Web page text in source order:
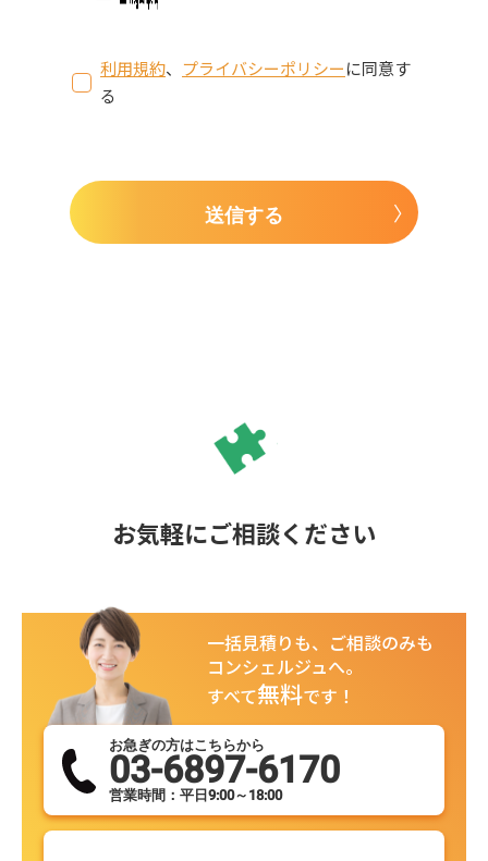
利用規約、 プライバシーポリシーに同意す
る
送信する
お気軽にご相談ください
一括見積りも、ご相談のみも
コンシェルジュへ。
すべて無料です！
お急ぎの方はこちらから
03-6897-6170
営業時間：平日9:00～18:00